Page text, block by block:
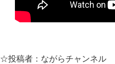
☆投稿者：ながらチャンネル